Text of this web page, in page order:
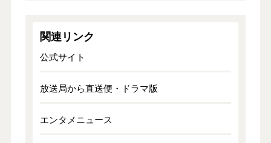
関連リンク
公式サイト
放送局から直送便・ドラマ版
エンタメニュース